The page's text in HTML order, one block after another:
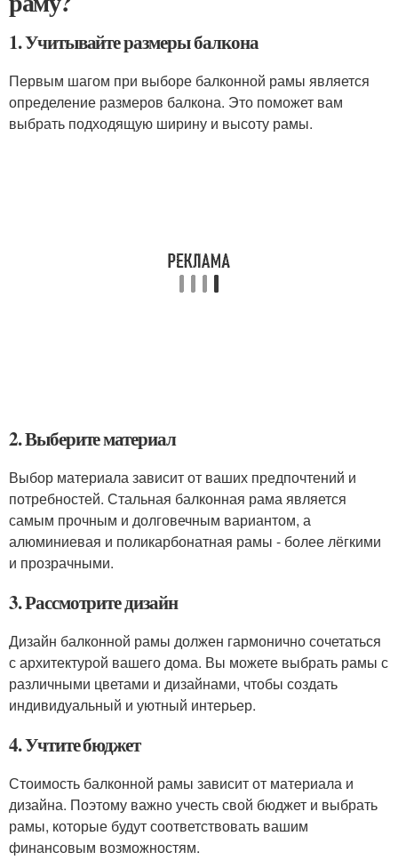
1. Учитывайте размеры балкона
Первым шагом при выборе балконной рамы является
определение размеров балкона. Это поможет вам
выбрать подходящую ширину и высоту рамы.
2. Выберите материал
Выбор материала зависит от ваших предпочтений и
потребностей. Стальная балконная рама является
самым прочным и долговечным вариантом, а
алюминиевая и поликарбонатная рамы - более лёгкими
и прозрачными.
3. Рассмотрите дизайн
Дизайн балконной рамы должен гармонично сочетаться
с архитектурой вашего дома. Вы можете выбрать рамы с
различными цветами и дизайнами, чтобы создать
индивидуальный и уютный интерьер.
4. Учтите бюджет
Стоимость балконной рамы зависит от материала и
дизайна. Поэтому важно учесть свой бюджет и выбрать
рамы, которые будут соответствовать вашим
финансовым возможностям.